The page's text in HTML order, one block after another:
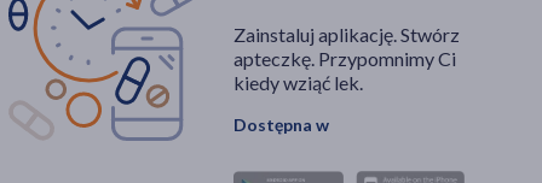
Zainstaluj aplikację. Stwórz
apteczkę. Przypomnimy Ci
kiedy wziąć lek.
Dostępna w